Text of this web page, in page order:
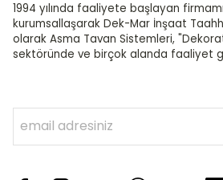
1994 yılında faaliyete başlayan
kurumsallaşarak Dek-Mar İnşaat
olarak Asma Tavan Sistemleri,
sektöründe ve birçok alanda faaliyet